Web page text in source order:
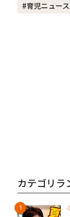
夫婦
#育児ニュース
カテゴリラ